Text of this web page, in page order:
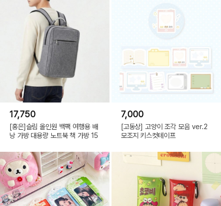
17,750
[홍은]슬림 올인원 백팩 여행용 배
낭 가방 대용량 노트북 책 가방 15
7,000
[고동상] 고양이 조각 모음 ver.2
모조지 키스컷테이프